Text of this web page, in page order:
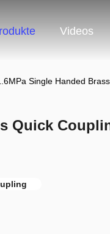
Videos
Single Handed
Quick